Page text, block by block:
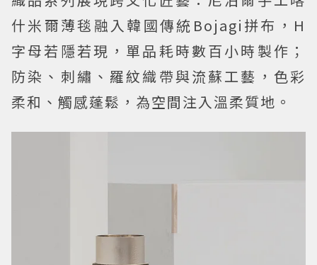
什米爾薄毯融入韓國傳統Bojagi拼布，H
字母若隱若現，單品耗時數百小時製作；
防染、刺繡、羅紋織帶與流蘇工藝，色彩
柔和、觸感蓬鬆，為空間注入溫柔質地。